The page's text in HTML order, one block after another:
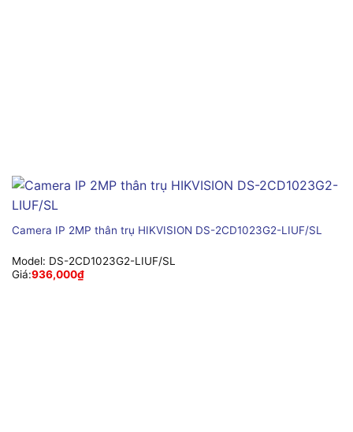
Camera IP 2MP thân trụ HIKVISION DS-2CD1023G2-LIUF/SL
Model: DS-2CD1023G2-LIUF/SL
Giá:936,000₫